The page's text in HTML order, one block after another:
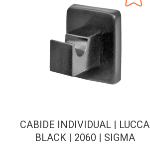
CABIDE INDIVIDUAL | LUCCA
BLACK | 2060 | SIGMA